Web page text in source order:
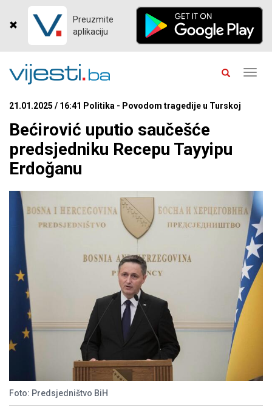
Preuzmite
aplikaciju
21.01.2025 / 16:41 Politika - Povodom tragedije u Turskoj
Bećirović uputio saučešće
predsjedniku Recepu Tayyipu
Erdoğanu
Foto: Predsjedništvo BiH